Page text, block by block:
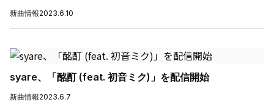
新曲情報2023.6.10
syare、「酩酊 (feat. 初音ミク)」を配信開始
新曲情報2023.6.7